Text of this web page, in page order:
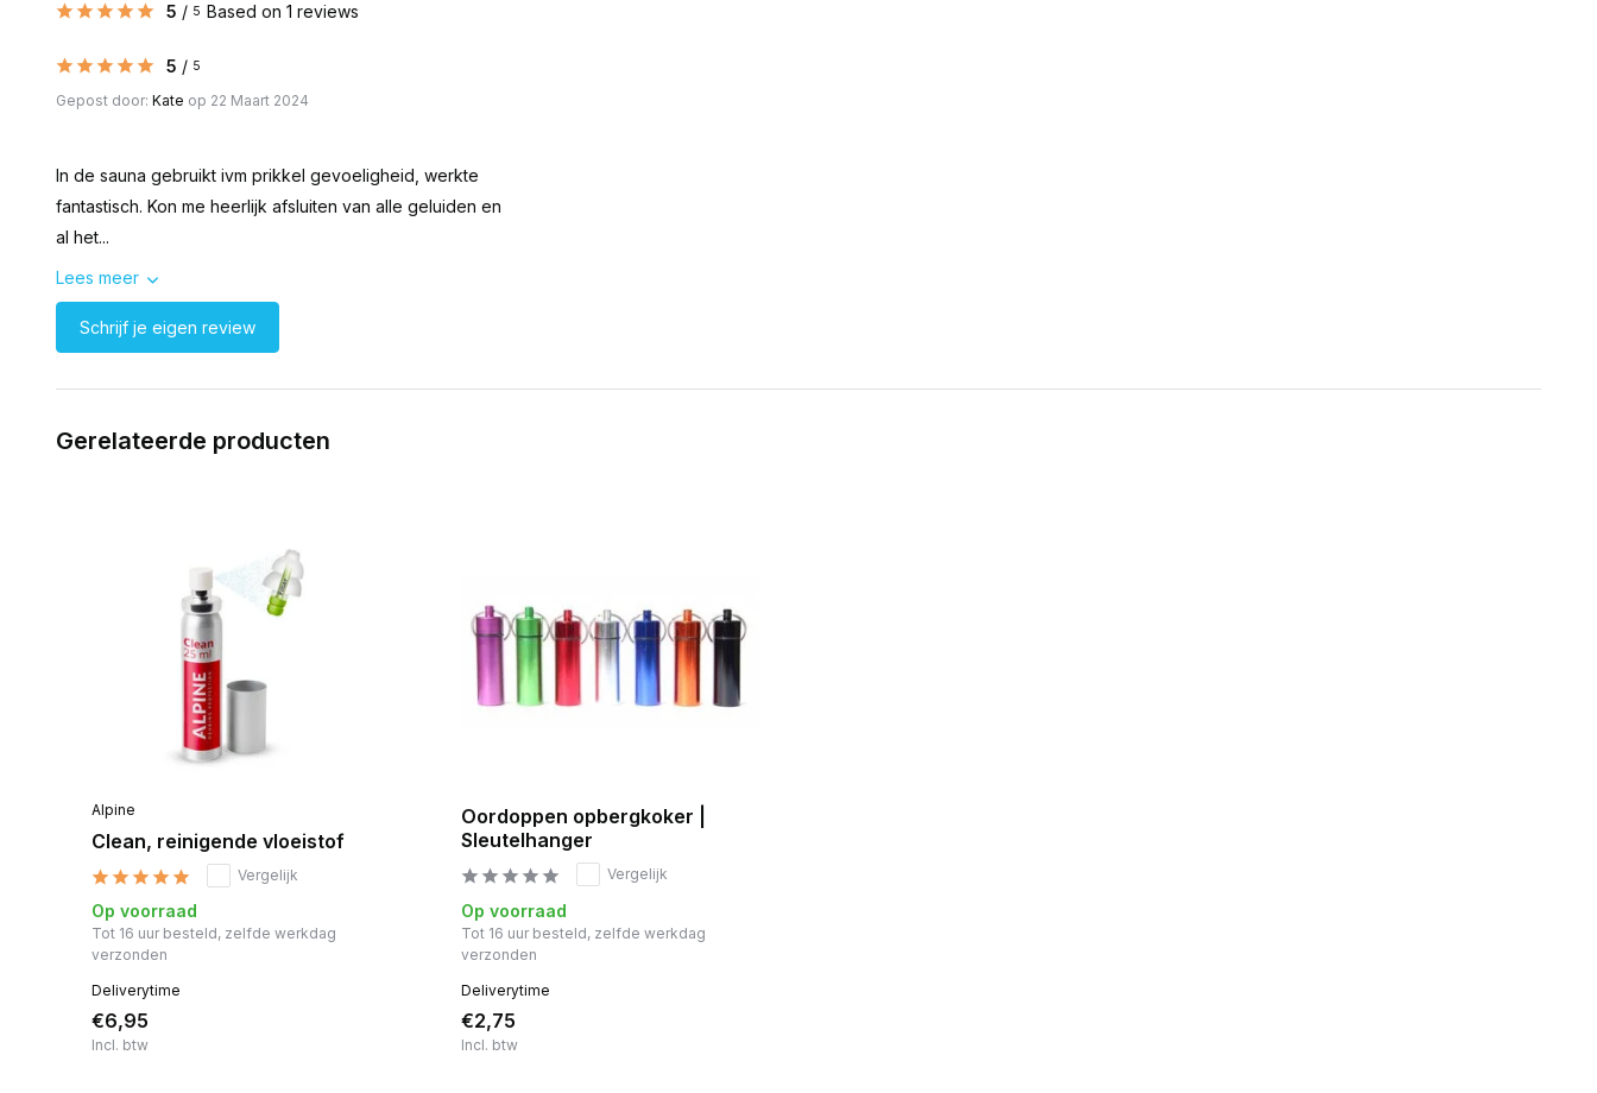
5 / 5 Based on 1 reviews
5 / 5
Gepost door: Kate op 22 Maart 2024
In de sauna gebruikt ivm prikkel gevoeligheid, werkte
fantastisch. Kon me heerlijk afsluiten van alle geluiden en
al het...
Lees meer
Schrijf je eigen review
Gerelateerde producten
Alpine
Clean, reinigende vloeistof
Vergelijk
Op voorraad
Tot 16 uur besteld, zelfde werkdag
verzonden
Deliverytime
€6,95
Incl. btw
Oordoppen opbergkoker |
Sleutelhanger
Vergelijk
Op voorraad
Tot 16 uur besteld, zelfde werkdag
verzonden
Deliverytime
€2,75
Incl. btw